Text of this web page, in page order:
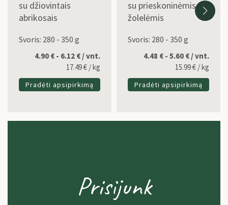
su džiovintais
abrikosais
Svoris: 280 - 350 g
Pradėti apsipirkimą
4.90 € - 6.12 € / vnt.
17.49€ / kg
su prieskoninėmis
žolelėmis
Svoris: 280 - 350 g
Pradėti apsipirkimą
4.48 € - 5.60 € / vnt.
15.99€ / kg
Prisijunk